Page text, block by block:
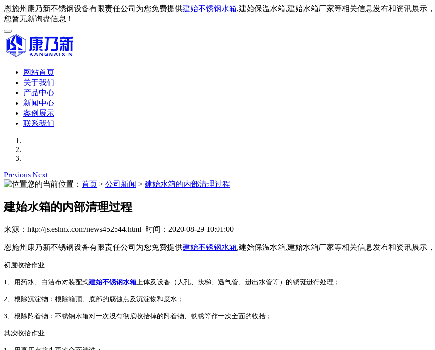
恩施州康乃新不锈钢设备有限责任公司为您免费提供建始不锈钢水箱,建始保温水箱,建始水箱厂家等相关信息发布和资讯展示，
您暂无新询盘信息！
网站首页
关于我们
产品中心
新闻中心
案例展示
联系我们
Previous Next
您的当前位置： 首页 > 公司新闻 > 建始水箱的内部清理过程
建始水箱的内部清理过程
来源：http://js.eshnx.com/news452544.html 时间：2020-08-29 10:01:00
恩施州康乃新不锈钢设备有限责任公司为您免费提供建始不锈钢水箱,建始保温水箱,建始水箱厂家等相关信息发布和资讯展示，
初度收拾作业
1、用药水、白洁布对装配式建始不锈钢水箱 上体及设备（人孔、扶梯、透气管、进出水管等）的锈斑进行处理；
2、根除沉淀物：根除箱顶、底部的腐蚀点及沉淀物和废水；
3、根除附着物：不锈钢水箱对一次没有彻底收拾掉的附着物、铁锈等作一次全面的收拾；
其次收拾作业